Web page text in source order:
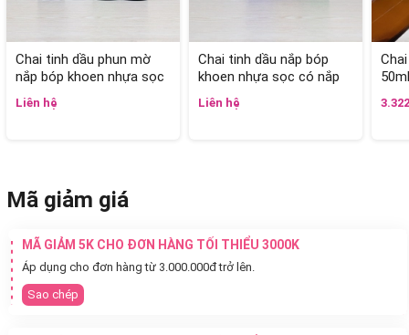
Chai tinh dầu phun mờ
nắp bóp khoen nhựa sọc
có nắp chụp 50ml
Liên hệ
Chai tinh dầu nắp bóp
khoen nhựa sọc có nắp
chụp 50ml
Liên hệ
50ml
Mã giảm giá
MÃ GIẢM 5K CHO ĐƠN HÀNG TỐI THIỂU 3000K
Áp dụng cho đơn hàng từ 3.000.000đ trở lên.
Sao chép